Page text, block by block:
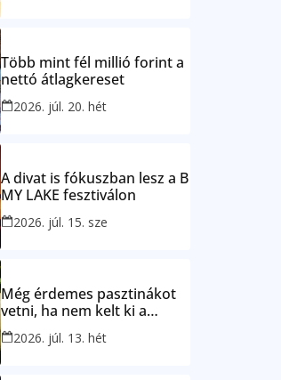
Több mint fél millió forint a
nettó átlagkereset
2026. júl. 20. hét
A divat is fókuszban lesz a B
MY LAKE fesztiválon
2026. júl. 15. sze
Még érdemes pasztinákot
vetni, ha nem kelt ki a
petrezselyem
2026. júl. 13. hét